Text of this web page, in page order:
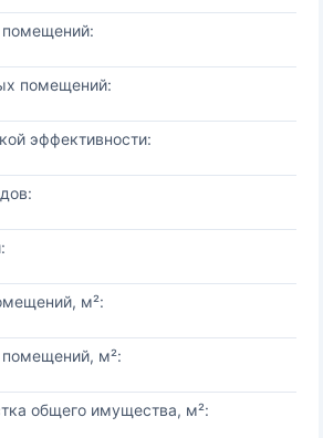
помещений:
эффективности:
м²:
м²:
общего имущества, м²: